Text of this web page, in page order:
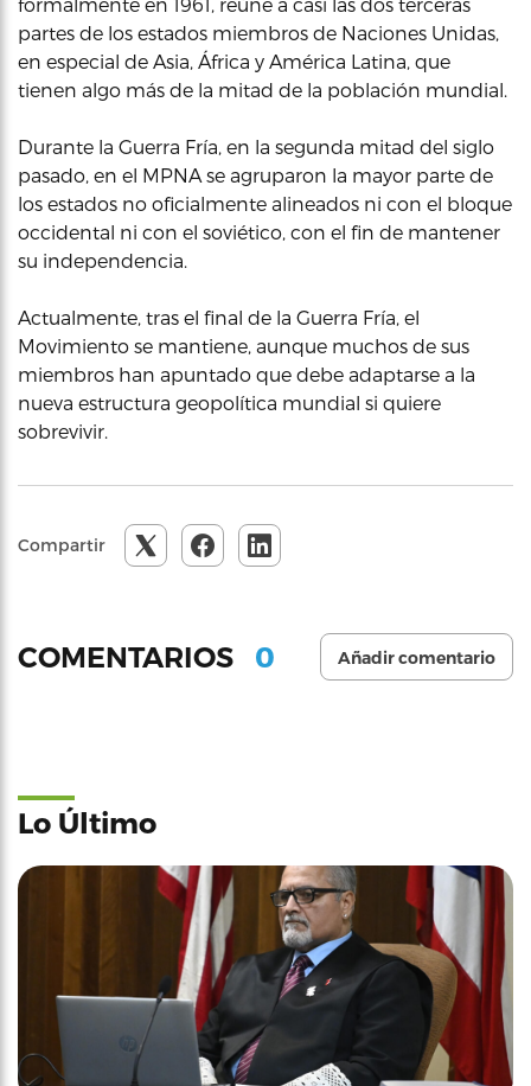
partes de los estados miembros de Naciones Unidas,
en especial de Asia, África y América Latina, que
tienen algo más de la mitad de la población mundial.
Durante la Guerra Fría, en la segunda mitad del siglo
pasado, en el MPNA se agruparon la mayor parte de
los estados no oficialmente alineados ni con el bloque
occidental ni con el soviético, con el fin de mantener
su independencia.
Actualmente, tras el final de la Guerra Fría, el
Movimiento se mantiene, aunque muchos de sus
miembros han apuntado que debe adaptarse a la
nueva estructura geopolítica mundial si quiere
sobrevivir.
Compartir
COMENTARIOS 0 Añadir comentario
Lo Último